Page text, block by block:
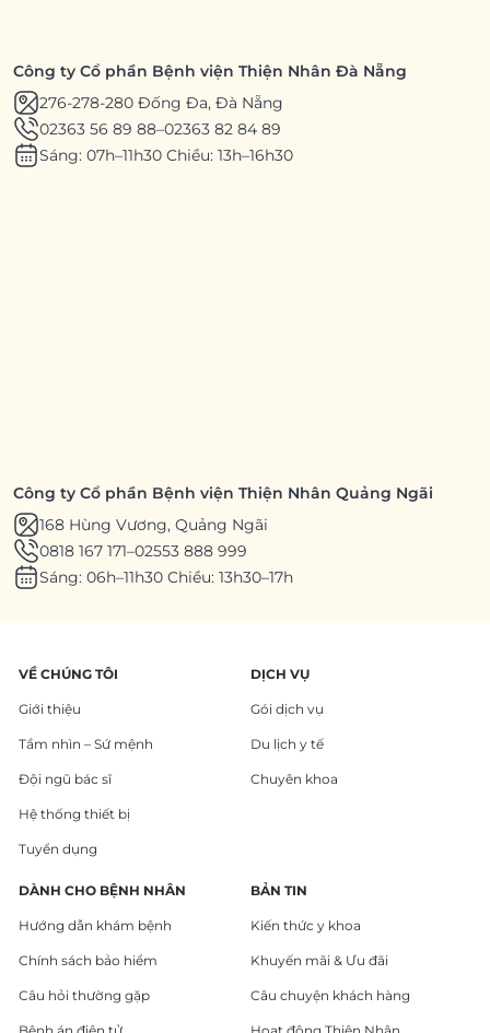
Công ty Cổ phần Bệnh viện Thiện Nhân Đà Nẵng
276-278-280 Đống Đa, Đà Nẵng
02363 56 89 88–02363 82 84 89
Sáng: 07h–11h30 Chiều: 13h–16h30
Công ty Cổ phần Bệnh viện Thiện Nhân Quảng Ngãi
168 Hùng Vương, Quảng Ngãi
0818 167 171–02553 888 999
Sáng: 06h–11h30 Chiều: 13h30–17h
VỀ CHÚNG TÔI
Giới thiệu
Tầm nhìn – Sứ mệnh
Đội ngũ bác sĩ
Hệ thống thiết bị
Tuyển dụng
DỊCH VỤ
Gói dịch vụ
Du lịch y tế
Chuyên khoa
DÀNH CHO BỆNH NHÂN
Hướng dẫn khám bệnh
Chính sách bảo hiểm
Câu hỏi thường gặp
BẢN TIN
Kiến thức y khoa
Khuyến mãi & Ưu đãi
Câu chuyện khách hàng